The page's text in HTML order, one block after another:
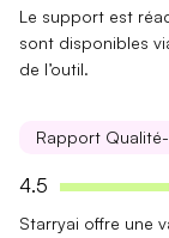
Le support est
sont disponibles
de l’outil.
Rapport Qualité-
4.5
Starryai offre une